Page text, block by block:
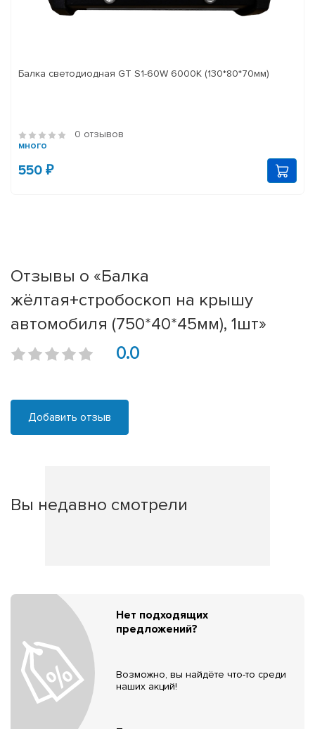
Балка светодиодная GT S1-60W 6000K (130*80*70мм)
0 отзывов
много
550 ₽
Отзывы о «Балка
жёлтая+стробоскоп на крышу
автомобиля (750*40*45мм), 1шт»
0.0
Добавить отзыв
Вы недавно смотрели
Нет подходящих
предложений?
Возможно, вы найдёте что-то среди
наших акций!